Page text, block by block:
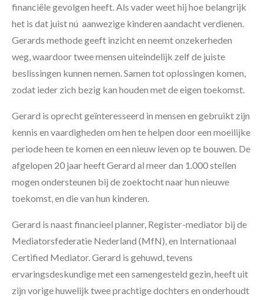
financiële gevolgen heeft. Als vader weet hij hoe belangrijk
het is dat juist nú aanwezige kinderen aandacht verdienen.
Gerards methode geeft inzicht en neemt onzekerheden
weg, waardoor twee mensen uiteindelijk zelf de juiste
beslissingen kunnen nemen. Samen tot oplossingen komen,
zodat ieder zich bezig kan houden met de eigen toekomst.
Gerard is oprecht geïnteresseerd in mensen en gebruikt zijn
kennis en vaardigheden om hen te helpen door een moeilijke
periode heen te komen en een nieuw leven op te bouwen. De
afgelopen 20 jaar heeft Gerard al meer dan 1.000 stellen
mogen ondersteunen bij de zoektocht naar hun nieuwe
toekomst, en die van hun kinderen.
Gerard is naast financieel planner, Register-mediator bij de
Mediatorsfederatie Nederland (MfN), en Internationaal
Certified Mediator. Gerard is gehuwd, tevens
ervaringsdeskundige met een samengesteld gezin, heeft uit
zijn vorige huwelijk twee prachtige dochters en onderhoudt